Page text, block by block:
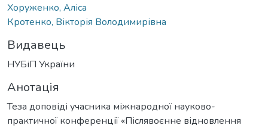
Хоруженко, Аліса
Кротенко, Вікторія Володимирівна
Видавець
НУБіП України
Анотація
Теза доповіді учасника міжнародної науково-
практичної конференції «Післявоєнне відновлення